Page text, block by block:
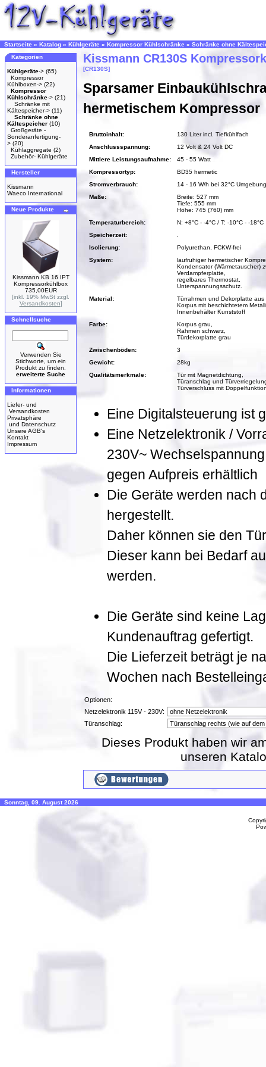
Startseite » Katalog » Kühlgeräte » Kompressor Kühlschränke » Schränke ohne
Kategorien
Kühlgeräte-> (65)
Kompressor
Kühlboxen-> (22)
Kompressor
Kühlschränke-> (21)
Schränke mit
Kältespeicher-> (11)
Schränke ohne
Kältespeicher (10)
Großgeräte -
Sonderanfertigung-
> (20)
Kühlaggregate (2)
Zubehör- Kühlgeräte
Hersteller
Kissmann
Waeco International
Neue Produkte
Kissmann KB 16 IPT
Kompressorkühlbox
735,00EUR
[inkl. 19% MwSt zzgl.
Versandkosten]
Schnellsuche
Verwenden Sie
Stichworte, um ein
Produkt zu finden.
erweiterte Suche
Informationen
Liefer- und
Versandkosten
Privatsphäre
und Datenschutz
Unsere AGB's
Kontakt
Impressum
Kissmann CR130S
[CR130S]
Sparsamer
hermetischem Kompressor
Bruttoinhalt:
130 Liter incl. Tiefkühlfach
Anschlussspannung:
12 Volt & 24 Volt DC
Mittlere Leistungsaufnahme:
45 - 55 Watt
Kompressortyp:
BD35 hermetic
Stromverbrauch:
14 - 16 W/h bei 32°C
Maße:
Breite: 527 mm
Tiefe: 555 mm
Höhe: 745 (760) mm
Temperaturbereich:
N: +8°C - -4°C / T: -10°C - -18°C
Speicherzeit:
Isolierung:
Polyurethan, FCKW-frei
System:
laufruhiger hermetischer
Kondensator (Wärmetauscher)
Verdampferplatte,
regelbares Thermostat,
Unterspannungsschutz.
Material:
Türrahmen und Dekorplatte
Korpus mit beschichtetem
Innenbehälter Kunststoff
Farbe:
Korpus grau,
Rahmen schwarz,
Türdekorplatte grau
Zwischenböden:
3
Gewicht:
28kg
Qualitätsmerkmale:
Tür mit Magnetdichtung,
Türanschlag und
Türverschluss mit
Eine Digitalsteuerung ist
Eine Netzelektronik /
230V~
gegen Aufpreis erhältlich
Die Geräte werden nach
hergestellt.
Daher können sie den
Dieser kann bei Bedarf
werden.
Die Geräte sind keine
Kundenauftrag gefertigt.
Die Lieferzeit beträgt je
Wochen nach
Optionen:
Netzelektronik 115V - 230V:
Türanschlag:
Dieses Produkt haben wir
unseren
Sonntag, 09. August 2026